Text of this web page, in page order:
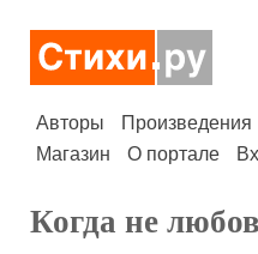
Авторы Произведения
Магазин
О портале
Когда не